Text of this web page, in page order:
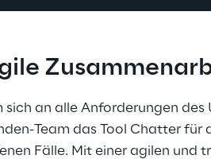
sich an alle Anforderungen
Team das Tool Chatter
Fälle. Mit einer agilen und